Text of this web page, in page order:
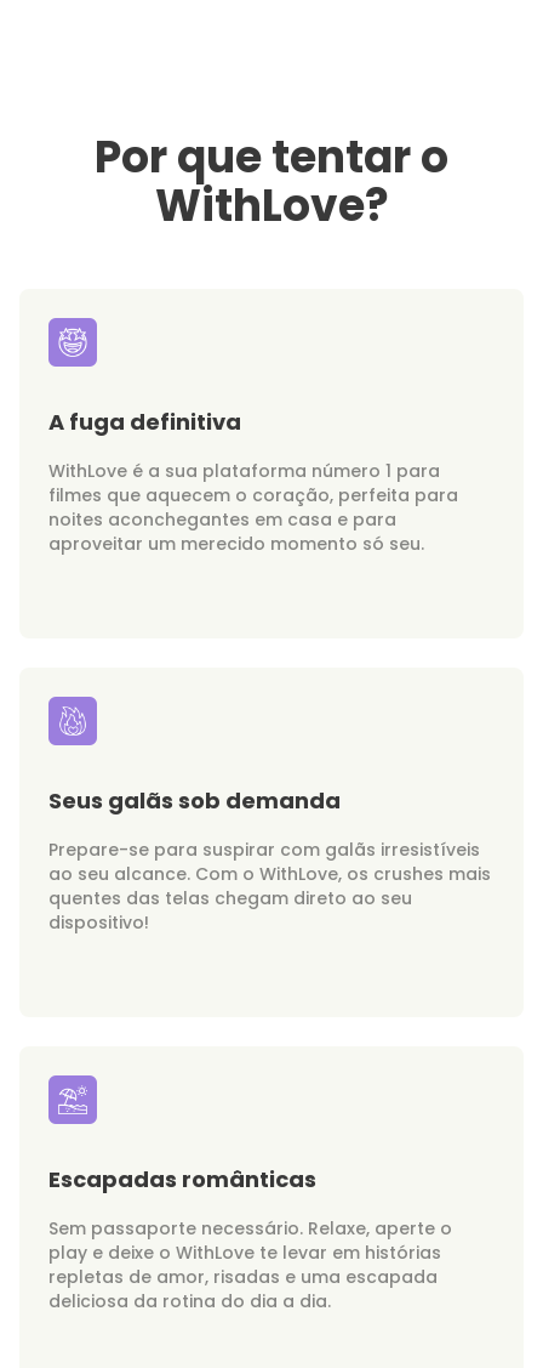
Por que tentar o
WithLove?
A fuga definitiva
WithLove é a sua plataforma número 1 para
filmes que aquecem o coração, perfeita para
noites aconchegantes em casa e para
aproveitar um merecido momento só seu.
Seus galãs sob demanda
Prepare-se para suspirar com galãs irresistíveis
ao seu alcance. Com o WithLove, os crushes mais
quentes das telas chegam direto ao seu
dispositivo!
Escapadas românticas
Sem passaporte necessário. Relaxe, aperte o
play e deixe o WithLove te levar em histórias
repletas de amor, risadas e uma escapada
deliciosa da rotina do dia a dia.